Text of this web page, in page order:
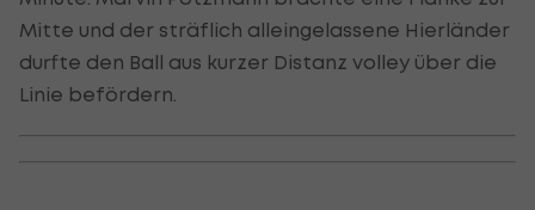
Mitte und der sträflich alleingelassene Hierländer
durfte den Ball aus kurzer Distanz volley über die
Linie befördern.